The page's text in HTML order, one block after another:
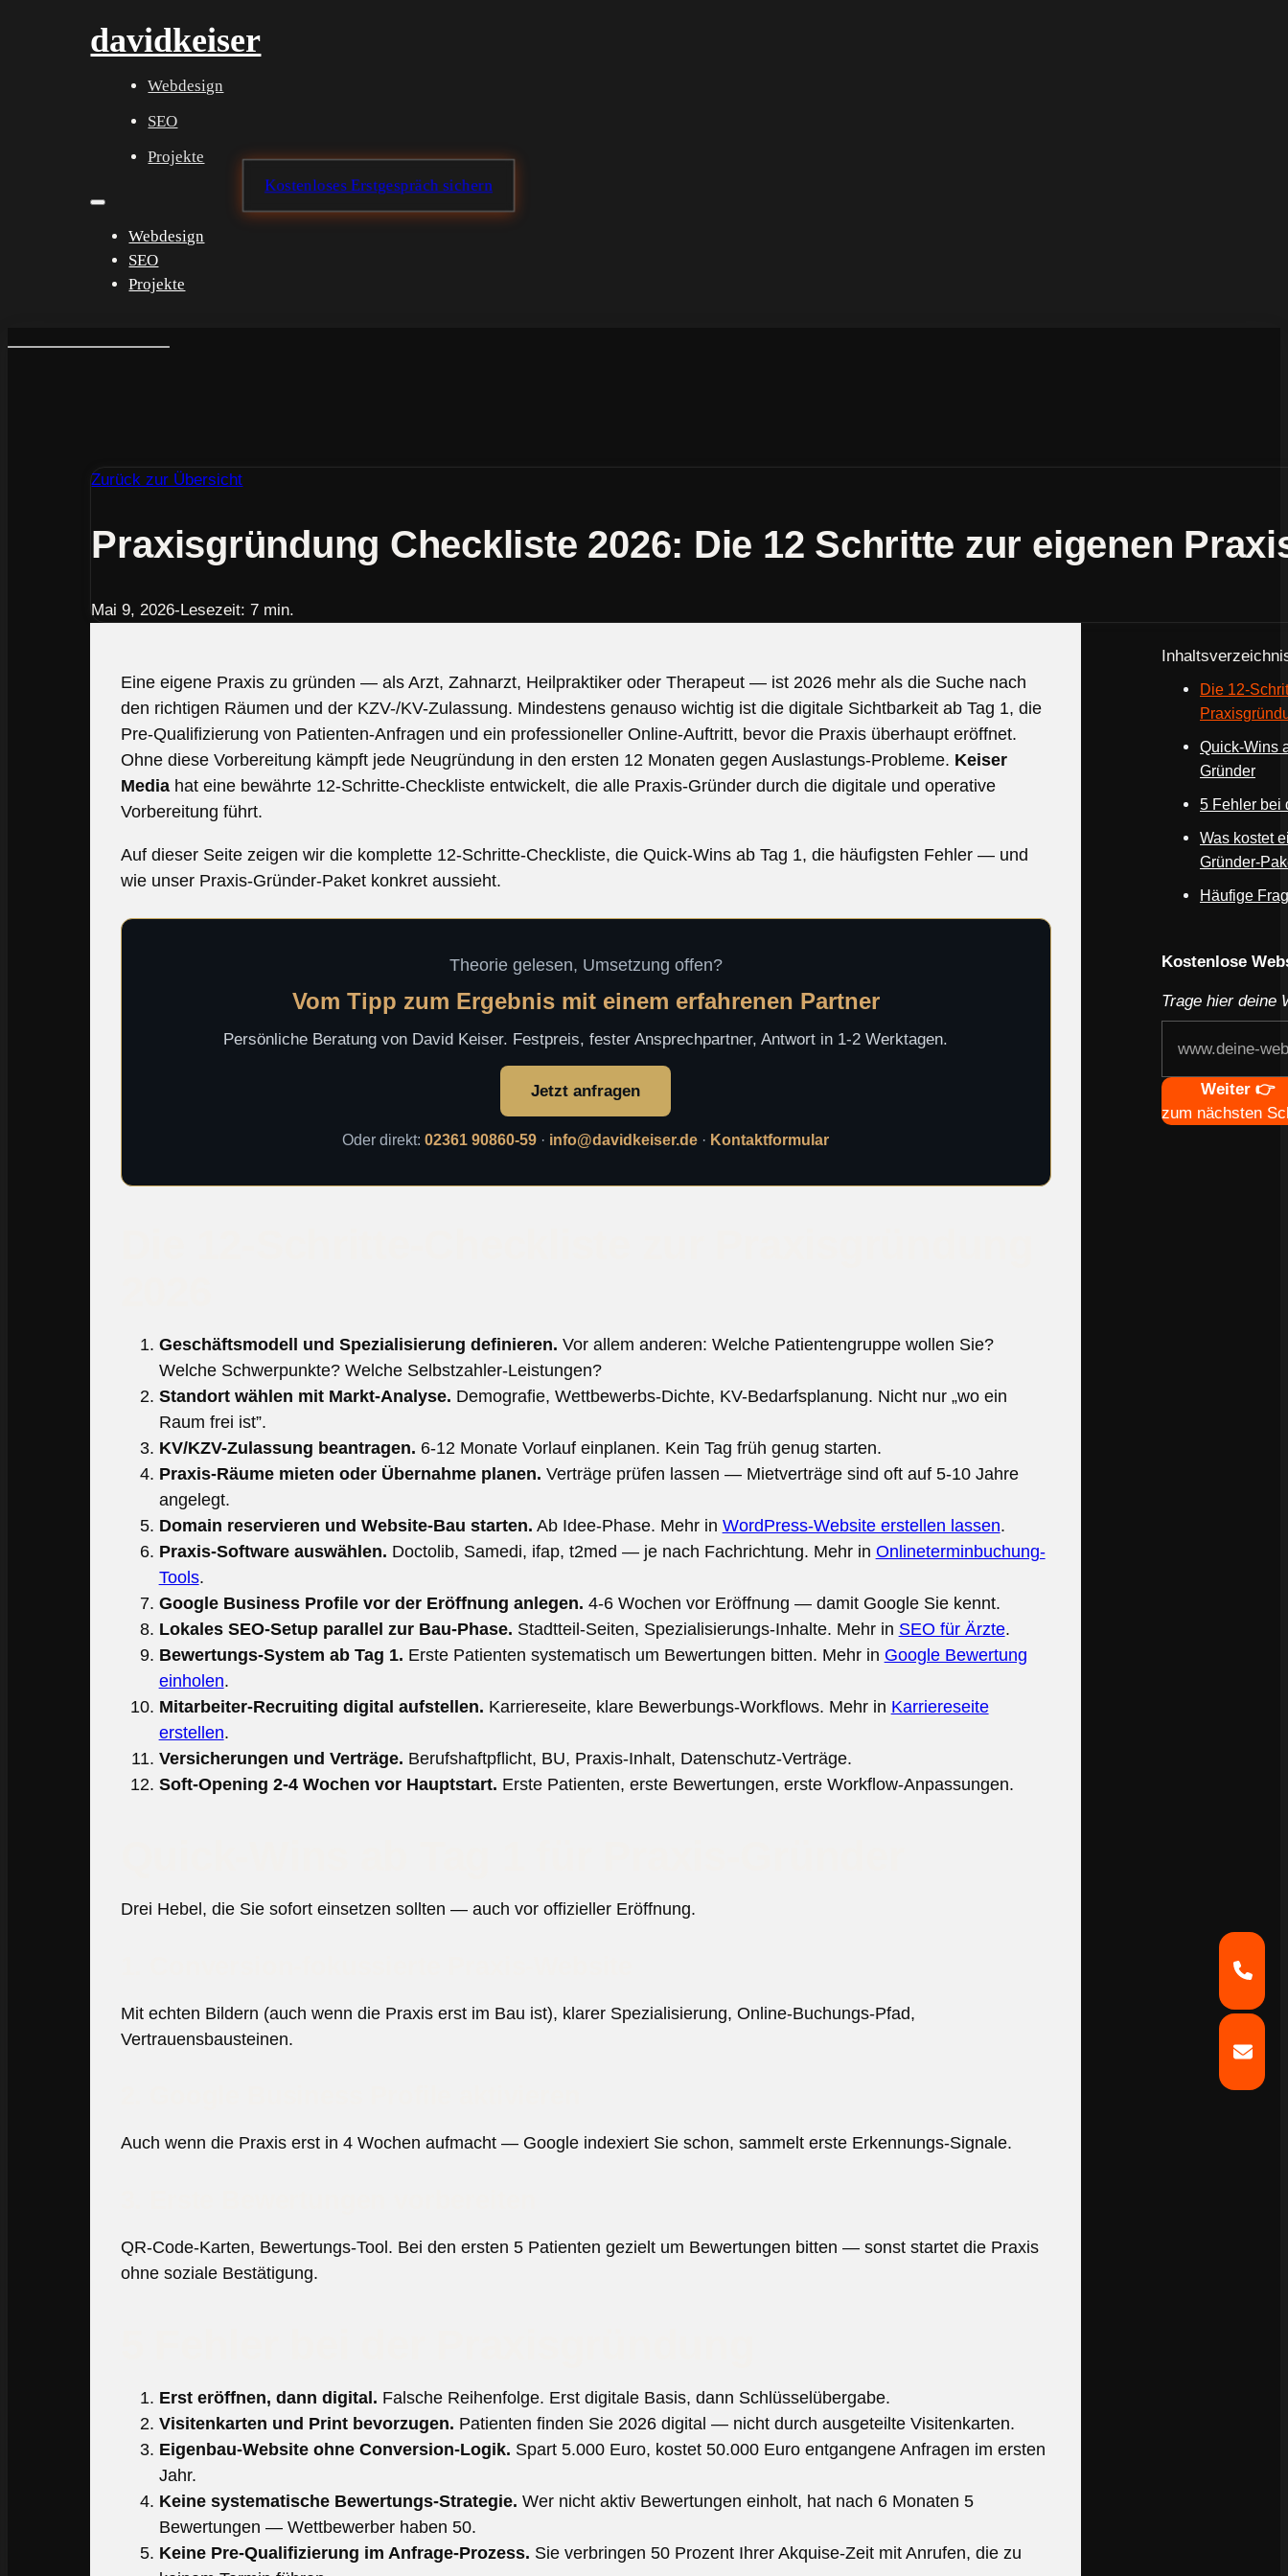
davidkeiser
Webdesign
SEO
Projekte
Webdesign
SEO
Projekte
Kostenloses Erstgespräch sichern
Zurück zur Übersicht
Praxisgründung Checkliste 2026: Die 12 Schritte zur eigenen
Mai 9, 2026-Lesezeit: 7 min.
Eine eigene Praxis zu gründen — als Arzt, Zahnarzt, Heilpraktiker oder Therapeut — ist 2026 mehr als die Suche nach
den richtigen Räumen und der KZV-/KV-Zulassung. Mindestens genauso wichtig ist die digitale Sichtbarkeit ab Tag 1, die
Pre-Qualifizierung von Patienten-Anfragen und ein professioneller Online-Auftritt, bevor die Praxis überhaupt eröffnet.
Ohne diese Vorbereitung kämpft jede Neugründung in den ersten 12 Monaten gegen Auslastungs-Probleme. Keiser
Mediahat eine bewährte 12-Schritte-Checkliste entwickelt, die alle Praxis-Gründer durch die digitale und operative
Vorbereitung führt.
Auf dieser Seite zeigen wir die komplette 12-Schritte-Checkliste, die Quick-Wins ab Tag 1, die häufigsten Fehler — und
wie unser Praxis-Gründer-Paket konkret aussieht.
Theorie gelesen, Umsetzung offen?
Vom Tipp zum Ergebnis mit einem erfahrenen Partner
Persönliche Beratung von David Keiser. Festpreis, fester Ansprechpartner, Antwort in 1-2 Werktagen.
Jetzt anfragen
Oder direkt:02361 90860-59 · info@davidkeiser.de · Kontaktformular
Geschäftsmodell und Spezialisierung definieren. Vor allem anderen: Welche Patientengruppe wollen Sie?
Welche Schwerpunkte? Welche Selbstzahler-Leistungen?
Standort wählen mit Markt-Analyse. Demografie, Wettbewerbs-Dichte, KV-Bedarfsplanung. Nicht nur „wo ein
Raum frei ist”.
KV/KZV-Zulassung beantragen. 6-12 Monate Vorlauf einplanen. Kein Tag früh genug starten.
Praxis-Räume mieten oder Übernahme planen. Verträge prüfen lassen — Mietverträge sind oft auf 5-10 Jahre
angelegt.
Domain reservieren und Website-Bau starten. Ab Idee-Phase. Mehr in WordPress-Website erstellen lassen.
Praxis-Software auswählen. Doctolib, Samedi, ifap, t2med — je nach Fachrichtung. Mehr in Onlineterminbuchung-
Tools.
Google Business Profile vor der Eröffnung anlegen. 4-6 Wochen vor Eröffnung — damit Google Sie kennt.
Lokales SEO-Setup parallel zur Bau-Phase. Stadtteil-Seiten, Spezialisierungs-Inhalte. Mehr in SEO für Ärzte.
Bewertungs-System ab Tag 1. Erste Patienten systematisch um Bewertungen bitten. Mehr in Google Bewertung
einholen.
Mitarbeiter-Recruiting digital aufstellen. Karriereseite, klare Bewerbungs-Workflows. Mehr in Karriereseite
erstellen.
Versicherungen und Verträge. Berufshaftpflicht, BU, Praxis-Inhalt, Datenschutz-Verträge.
Soft-Opening 2-4 Wochen vor Hauptstart. Erste Patienten, erste Bewertungen, erste Workflow-Anpassungen.
Drei Hebel, die Sie sofort einsetzen sollten — auch vor offizieller Eröffnung.
Mit echten Bildern (auch wenn die Praxis erst im Bau ist), klarer Spezialisierung, Online-Buchungs-Pfad,
Vertrauensbausteinen.
Auch wenn die Praxis erst in 4 Wochen aufmacht — Google indexiert Sie schon, sammelt erste Erkennungs-Signale.
QR-Code-Karten, Bewertungs-Tool. Bei den ersten 5 Patienten gezielt um Bewertungen bitten — sonst startet die Praxis
ohne soziale Bestätigung.
Erst eröffnen, dann digital. Falsche Reihenfolge. Erst digitale Basis, dann Schlüsselübergabe.
Visitenkarten und Print bevorzugen. Patienten finden Sie 2026 digital — nicht durch ausgeteilte Visitenkarten.
Eigenbau-Website ohne Conversion-Logik. Spart 5.000 Euro, kostet 50.000 Euro entgangene Anfragen im ersten
Jahr.
Keine systematische Bewertungs-Strategie. Wer nicht aktiv Bewertungen einholt, hat nach 6 Monaten 5
Bewertungen — Wettbewerber haben 50.
Keine Pre-Qualifizierung im Anfrage-Prozess. Sie verbringen 50 Prozent Ihrer Akquise-Zeit mit Anrufen, die zu
Die 12-
Quick-Wins
Gründer
5 Fehler bei
Was kostet
Gründer-
Häufige
Kostenlose
Trage hier deine
NavigationWeiter 👉
zum nächsten